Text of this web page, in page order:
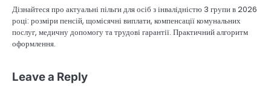
Дізнайтеся про актуальні пільги для осіб з інвалідністю 3 групи в 2026
році: розміри пенсій, щомісячні виплати, компенсації комунальних
послуг, медичну допомогу та трудові гарантії. Практичний алгоритм
оформлення.
Leave a Reply